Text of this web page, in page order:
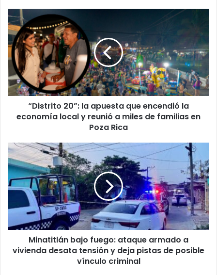
“Distrito
20”:
la
apuesta
que
encendió
la
economía
local
reunió
de
familias
en
Poza
Rica
“Distrito 20”: la apuesta que encendió la
economía local y reunió a miles de familias en
Poza Rica
Minatitlán
bajo
fuego:
ataque
armado
vivienda
tensión
deja
Minatitlán bajo fuego: ataque armado a
vivienda desata tensión y deja pistas de posible
vínculo criminal